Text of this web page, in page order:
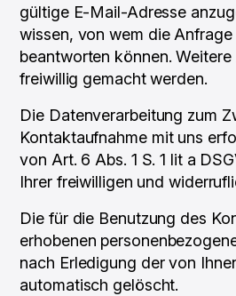
gültige E-Mail-Adresse
wissen, von wem die
beantworten können.
freiwillig gemacht werden.
Die Datenverarbeitung zum
Kontaktaufnahme mit uns
von Art. 6 Abs. 1 S. 1 lit a
Ihrer freiwilligen und
Die für die Benutzung des
erhobenen
nach Erledigung der von
automatisch gelöscht.